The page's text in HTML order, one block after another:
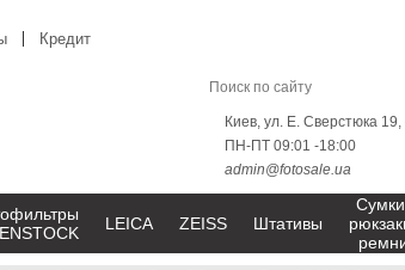
Кредит
Киев, ул. Е. Сверстюка
ПН-ПТ 09:01 -18:00
admin@fotosale.ua
LEICA ZEISS Штативы
Сумки,